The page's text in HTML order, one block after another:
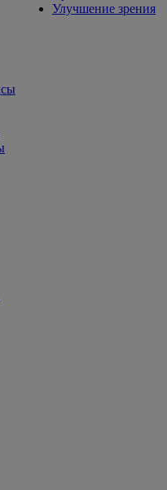
Улучшение зрения